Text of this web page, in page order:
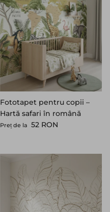
Fototapet pentru copii –
Hartă safari în română
Preț standard
Preț de la 52 RON